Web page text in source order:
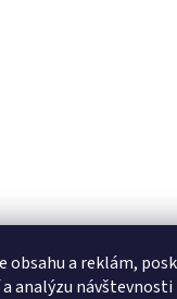
obsahu a reklám,
analýzu